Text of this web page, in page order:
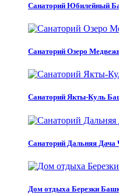
Санаторий Юбилейный
Санаторий Озеро
Санаторий Якты-Куль
Санаторий Дальняя Дача
Дом отдыха Березки